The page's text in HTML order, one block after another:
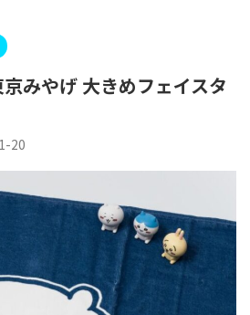
みやげ 大きめフェイスタ
20